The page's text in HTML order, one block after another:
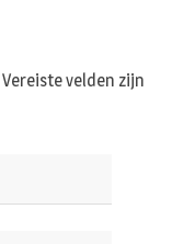
Vereiste velden zijn